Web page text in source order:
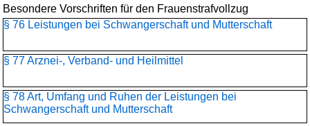
Besondere Vorschriften für den Frauenstrafvollzug
§ 76 Leistungen bei Schwangerschaft und Mutterschaft
§ 77 Arznei-, Verband- und Heilmittel
§ 78 Art, Umfang und Ruhen der Leistungen bei
Schwangerschaft und Mutterschaft